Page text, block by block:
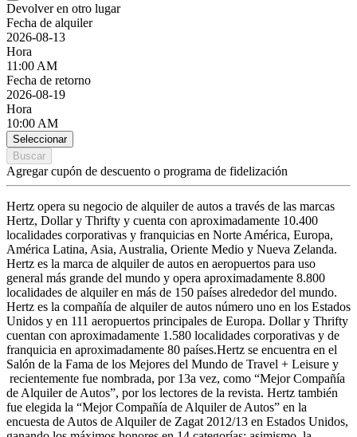
Devolver en otro lugar
Fecha de alquiler
2026-08-13
Hora
11:00 AM
Fecha de retorno
2026-08-19
Hora
10:00 AM
Seleccionar
Buscar
Agregar cupón de descuento o programa de fidelización
Hertz opera su negocio de alquiler de autos a través de las marcas
Hertz, Dollar y Thrifty y cuenta con aproximadamente 10.400
localidades corporativas y franquicias en Norte América, Europa,
América Latina, Asia, Australia, Oriente Medio y Nueva Zelanda.
Hertz es la marca de alquiler de autos en aeropuertos para uso
general más grande del mundo y opera aproximadamente 8.800
localidades de alquiler en más de 150 países alrededor del mundo.
Hertz es la compañía de alquiler de autos número uno en los Estados
Unidos y en 111 aeropuertos principales de Europa. Dollar y Thrifty
cuentan con aproximadamente 1.580 localidades corporativas y de
franquicia en aproximadamente 80 países.Hertz se encuentra en el
Salón de la Fama de los Mejores del Mundo de Travel + Leisure y
recientemente fue nombrada, por 13a vez, como “Mejor Compañía
de Alquiler de Autos”, por los lectores de la revista. Hertz también
fue elegida la “Mejor Compañía de Alquiler de Autos” en la
encuesta de Autos de Alquiler de Zagat 2012/13 en Estados Unidos,